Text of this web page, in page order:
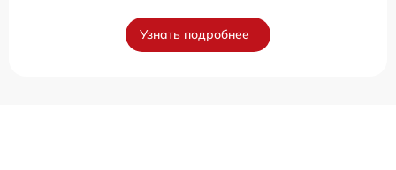
Узнать подробнее